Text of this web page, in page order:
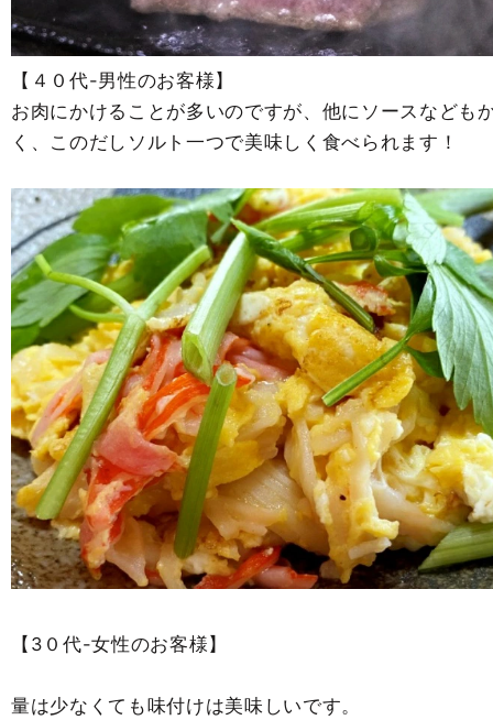
【４０代-男性のお客様】
お肉にかけることが多いのですが、他にソースなども
く、このだしソルト一つで美味しく食べられます！
【3０代-女性のお客様】
量は少なくても味付けは美味しいです。